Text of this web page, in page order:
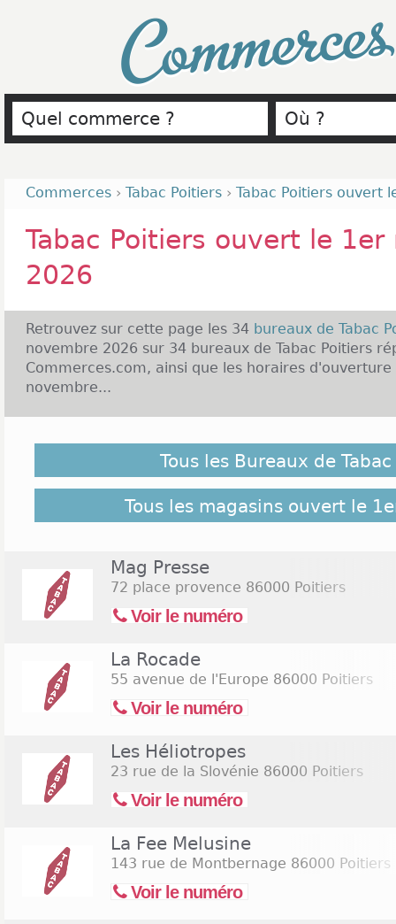
Commerces › Tabac Poitiers › Tabac Poitiers ouvert
Tabac Poitiers ouvert le 1er
2026
Retrouvez sur cette page les 34 bureaux de Tabac
novembre 2026 sur 34 bureaux de Tabac Poitiers
Commerces.com, ainsi que les horaires d'ouverture
novembre...
le 1er novembre 2026 ne soient pas répertoriés ici,
pour retrouver l'ensemble des Tabac Poitiers
34 bureaux de Tabac Poitiers
Tous les Bureaux de
Tous les magasins ouvert le
Mag Presse
72 place provence 86000 Poitiers
Voir le numéro
La Rocade
55 avenue de l'Europe 86000 Poitiers
Voir le numéro
Les Héliotropes
23 rue de la Slovénie 86000 Poitiers
Voir le numéro
La Fee Melusine
143 rue de Montbernage 86000 Poitiers
Voir le numéro